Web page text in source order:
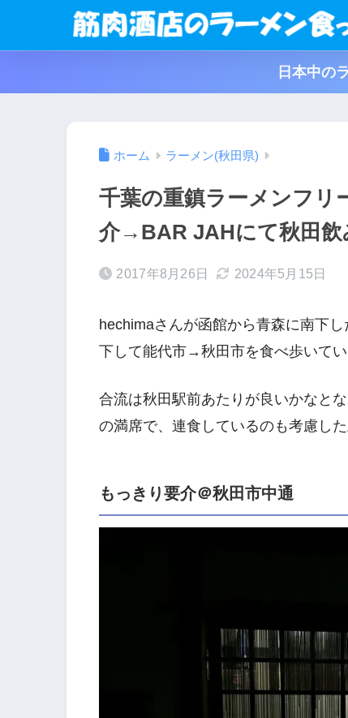
日本中の
ホーム ラーメン(秋田県)
千葉の重鎮ラーメンフリ
介→BAR JAHにて秋田飲
2017年8月26日 2024年5月15日
hechimaさんが函館から青森に南下
下して能代市→秋田市を食べ歩いて
合流は秋田駅前あたりが良いかなと
の満席で、連食しているのも考慮し
もっきり要介＠秋田市中通